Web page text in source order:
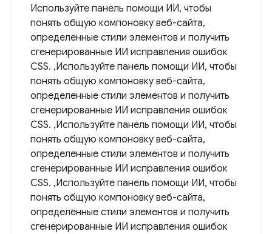
Используйте панель помощи ИИ, чтобы
понять общую компоновку веб-сайта,
определенные стили элементов и получить
сгенерированные ИИ исправления ошибок
CSS. ,Используйте панель помощи ИИ, чтобы
понять общую компоновку веб-сайта,
определенные стили элементов и получить
сгенерированные ИИ исправления ошибок
CSS. ,Используйте панель помощи ИИ, чтобы
понять общую компоновку веб-сайта,
определенные стили элементов и получить
сгенерированные ИИ исправления ошибок
CSS. ,Используйте панель помощи ИИ, чтобы
понять общую компоновку веб-сайта,
определенные стили элементов и получить
сгенерированные ИИ исправления ошибок